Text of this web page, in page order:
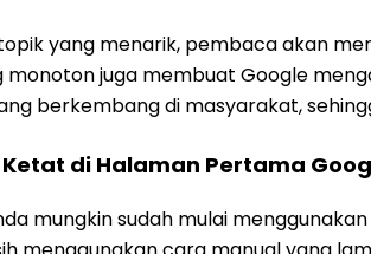
yang menarik, pembaca akan
monoton juga membuat Google
berkembang di masyarakat,
di Halaman Pertama
mungkin sudah mulai